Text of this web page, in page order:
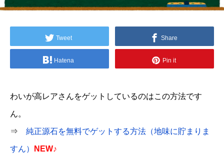
Tweet Share
Hatena Pin it
わいが高レアさんをゲットしているのはこの方法です
ん。
⇒ 純正源石を無料でゲットする方法（地味に貯まりま
すん） NEW♪